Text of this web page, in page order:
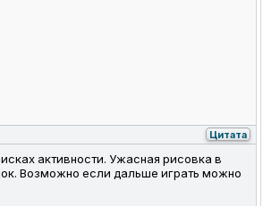
Цитата
активности. Ужасная рисовка в
Возможно если дальше играть можно